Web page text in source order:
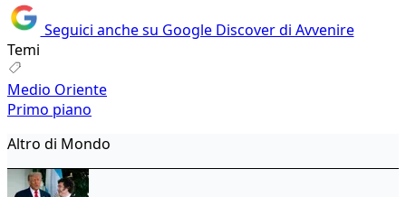
Seguici anche su Google Discover di Avvenire
Temi
Medio Oriente
Primo piano
Altro di Mondo